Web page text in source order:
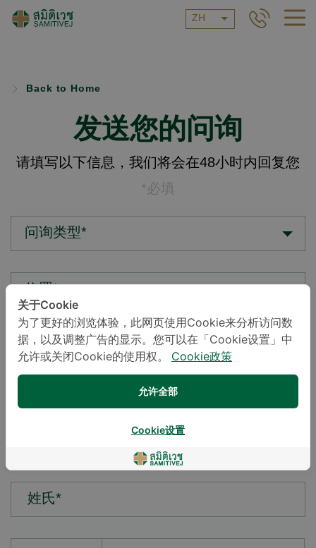
ZH
Back to Home
发送您的问询
请填写以下信息，我们将会在48小时内回复您
*必填
问询类型*
您的疑问*
姓氏*
关于Cookie
为了更好的浏览体验，此网页使用Cookie来分析访问数
据，以及调整广告的显示。您可以在「Cookie设置」中
允许或关闭Cookie的使用权。
Cookie政策
允许全部
Cookie设置